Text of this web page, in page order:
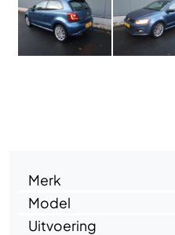
Merk
Model
Uitvoering